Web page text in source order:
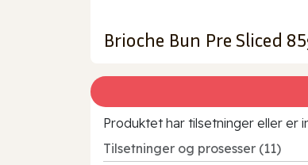
Brioche Bun Pre Sliced
Produktet har tilsetninger eller er
Tilsetninger og prosesser (11)